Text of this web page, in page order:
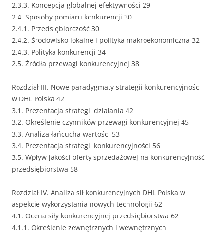
2.3.3. Koncepcja globalnej efektywności 29
2.4. Sposoby pomiaru konkurencji 30
2.4.1. Przedsiębiorczość 30
2.4.2. Środowisko lokalne i polityka makroekonomiczna 32
2.4.3. Polityka konkurencji 34
2.5. Źródła przewagi konkurencyjnej 38
Rozdział III. Nowe paradygmaty strategii konkurencyjności
w DHL Polska 42
3.1. Prezentacja strategii działania 42
3.2. Określenie czynników przewagi konkurencyjnej 45
3.3. Analiza łańcucha wartości 53
3.4. Prezentacja strategii konkurencyjności 56
3.5. Wpływ jakości oferty sprzedażowej na konkurencyjność
przedsiębiorstwa 58
Rozdział IV. Analiza sił konkurencyjnych DHL Polska w
aspekcie wykorzystania nowych technologii 62
4.1. Ocena siły konkurencyjnej przedsiębiorstwa 62
4.1.1. Określenie zewnętrznych i wewnętrznych